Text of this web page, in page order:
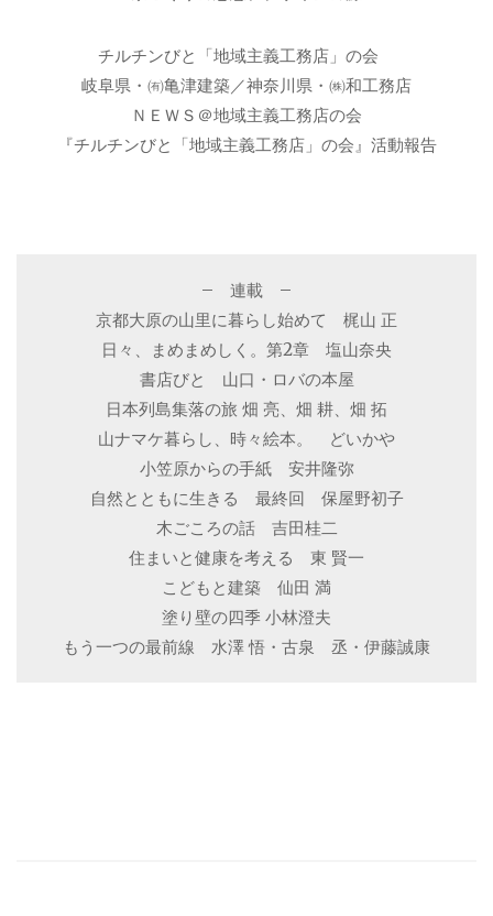
チルチンびと「地域主義工務店」の会
岐阜県・㈲亀津建築／神奈川県・㈱和工務店
ＮＥＷＳ＠地域主義工務店の会
『チルチンびと「地域主義工務店」の会』活動報告
– 連載 –
京都大原の山里に暮らし始めて 梶山 正
日々、まめまめしく。第2章 塩山奈央
書店びと 山口・ロバの本屋
日本列島集落の旅 畑 亮、畑 耕、畑 拓
山ナマケ暮らし、時々絵本。 どいかや
小笠原からの手紙 安井隆弥
自然とともに生きる 最終回 保屋野初子
木ごころの話 吉田桂二
住まいと健康を考える 東 賢一
こどもと建築 仙田 満
塗り壁の四季 小林澄夫
もう一つの最前線 水澤 悟・古泉 丞・伊藤誠康